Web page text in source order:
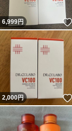
6,999円
2,000円